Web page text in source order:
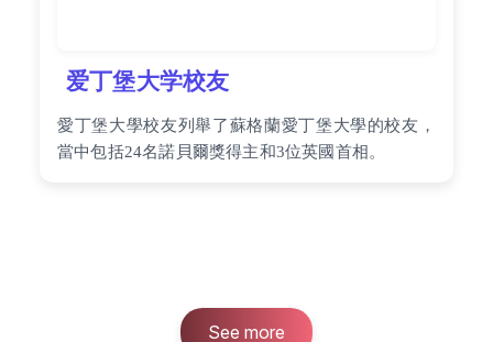
爱丁堡大学校友
愛丁堡大學校友列舉了蘇格蘭愛丁堡大學的校友，
當中包括24名諾貝爾獎得主和3位英國首相。
See more